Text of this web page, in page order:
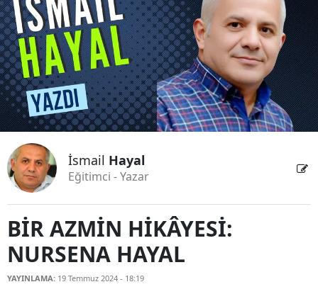
Bilecik
Bingöl
Bitlis
Bolu
Burdur
Çankırı
Çorum
İsmail Hayal
Eğitimci - Yazar
BİR AZMİN HİKÂYESİ:
NURSENA HAYAL
YAYINLAMA: 19 Temmuz 2024 - 18:19